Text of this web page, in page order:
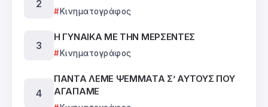
Κινηματογράφος
Η ΓΥΝΑΙΚΑ ΜΕ ΤΗΝ ΜΕΡΣΕΝΤΕΣ
Κινηματογράφος
ΠΑΝΤΑ ΛΕΜΕ ΨΕΜΜΑΤΑ Σ’ ΑΥΤΟΥΣ ΠΟΥ
ΑΓΑΠΑΜΕ